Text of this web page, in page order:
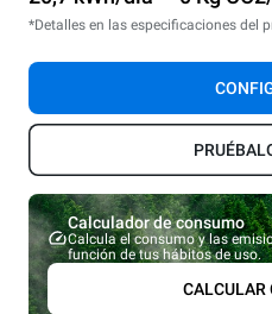
*Detalles en las especificaciones del
Calculador de consumo
Calcula el consumo y las
función de tus hábitos de uso.
CALCULAR